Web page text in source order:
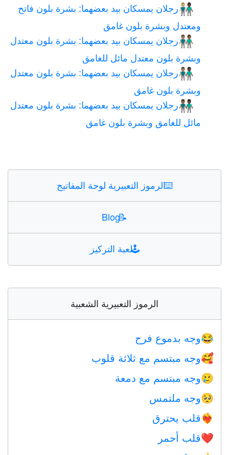
👨🏼‍🤝‍👨🏿رجلان يمسكان بيد بعضهما: بشرة بلون فاتح
ومعتدل وبشرة بلون غامق
👨🏽‍🤝‍👨🏾رجلان يمسكان بيد بعضهما: بشرة بلون معتدل
وبشرة بلون معتدل مائل للغامق
👨🏽‍🤝‍👨🏿رجلان يمسكان بيد بعضهما: بشرة بلون معتدل
وبشرة بلون غامق
👨🏾‍🤝‍👨🏿رجلان يمسكان بيد بعضهما: بشرة بلون معتدل
مائل للغامق وبشرة بلون غامق
⌨️الرموز التعبيرية لوحة المفاتيح
📝
Blog
🕹️لعبة التركيز
الرموز التعبيرية الشعبية
😂وجه بدموع فرح
🥰وجه مبتسم مع ثلاثة قلوب
🥲وجه مبتسم مع دمعة
🥺وجه ملتمس
❤️‍🔥 قلب يحترق
❤️قلب أحمر